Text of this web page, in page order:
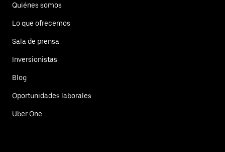
Quiénes somos
Lo que ofrecemos
Sala de prensa
Inversionistas
Blog
Oportunidades laborales
Uber One